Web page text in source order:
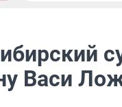
Васи